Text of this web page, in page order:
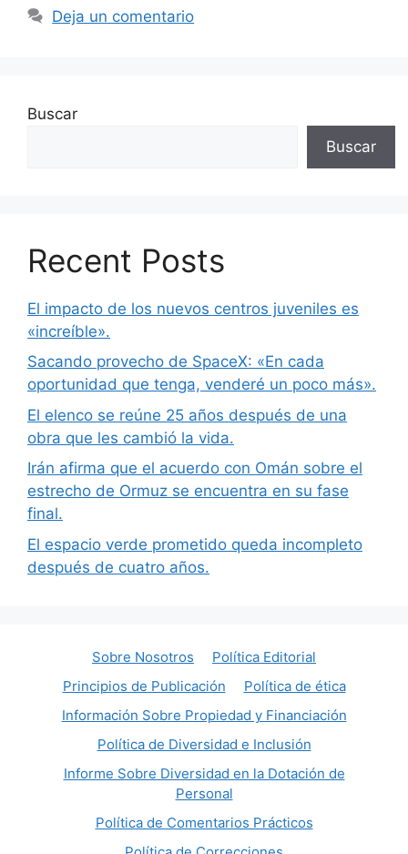
Deja un comentario
Buscar
Buscar
Recent Posts
El impacto de los nuevos centros juveniles es
«increíble».
Sacando provecho de SpaceX: «En cada
oportunidad que tenga, venderé un poco más».
El elenco se reúne 25 años después de una
obra que les cambió la vida.
Irán afirma que el acuerdo con Omán sobre el
estrecho de Ormuz se encuentra en su fase
final.
El espacio verde prometido queda incompleto
después de cuatro años.
Sobre Nosotros
Política Editorial
Principios de Publicación
Política de ética
Información Sobre Propiedad y Financiación
Política de Diversidad e Inclusión
Informe Sobre Diversidad en la Dotación de
Personal
Política de Comentarios Prácticos